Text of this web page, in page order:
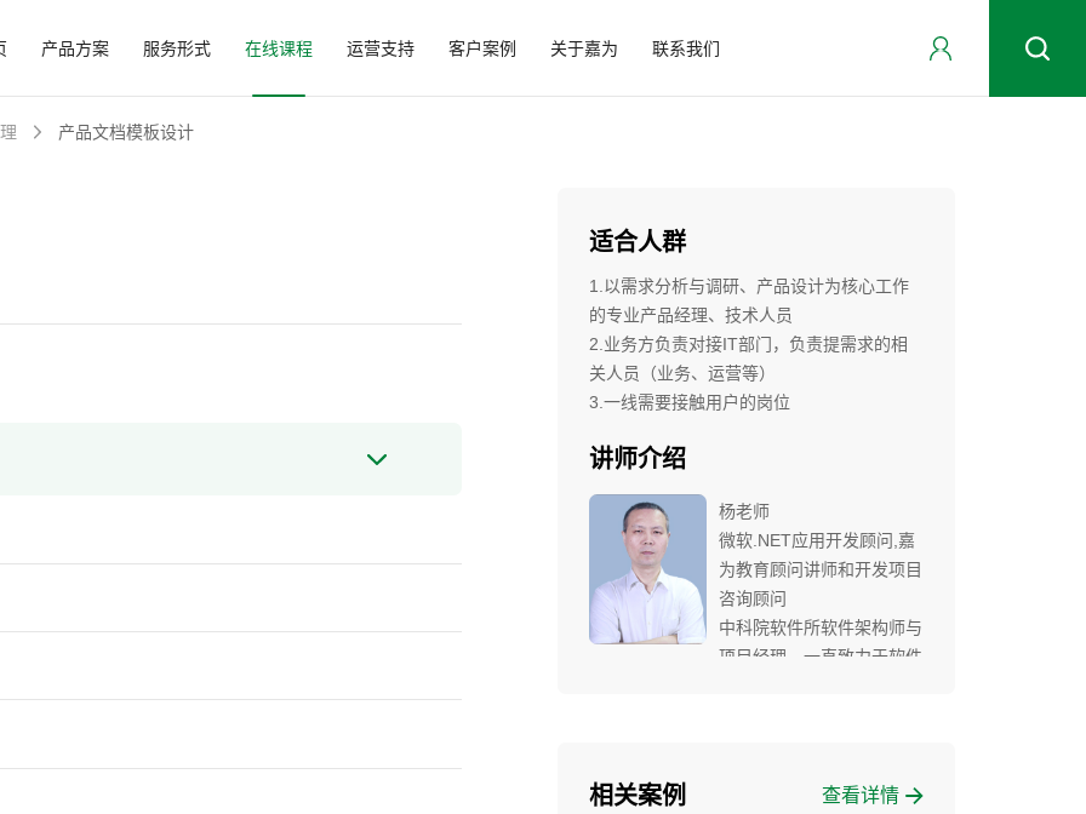
产品方案 服务形式 在线课程 运营支持 客户案例 关于嘉为 联系我们
产品文档模板设计
适合人群
1.以需求分析与调研、产品设计为核心工作
的专业产品经理、技术人员
2.业务方负责对接IT部门，负责提需求的相
关人员（业务、运营等）
3.一线需要接触用户的岗位
讲师介绍
杨老师
微软.NET应用开发顾问,嘉
为教育顾问讲师和开发项目
咨询顾问
中科院软件所软件架构师与
项目经理，一直致力于软件
并领导完成了多个大型项
相关案例 查看详情